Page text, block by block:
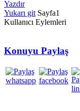
Yazdır
Yukarı git Sayfa1
Kullanıcı Eylemleri
Konuyu Paylaş